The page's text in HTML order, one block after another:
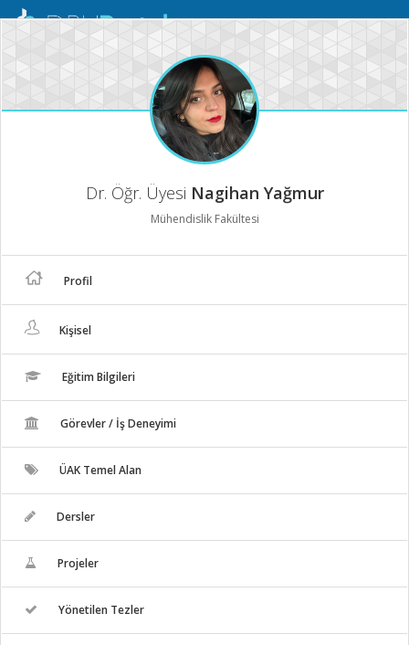
Mobil
Dr. Öğr. Üyesi Nagihan Yağmur
Mühendislik Fakültesi
Profil
Kişisel
Eğitim Bilgileri
Görevler / İş Deneyimi
ÜAK Temel Alan
Dersler
Projeler
Yönetilen Tezler